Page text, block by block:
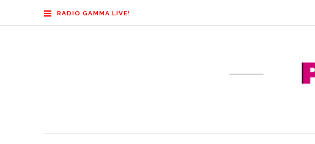
RADIO GAMMA LIVE!